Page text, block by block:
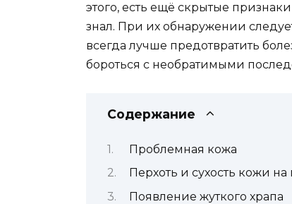
этого, есть ещё скрытые
знал. При их обнаружении
всегда лучше предотвратить
бороться с необратимыми
Содержание
Проблемная кожа
Перхоть и сухость кожи на
Появление жуткого храпа